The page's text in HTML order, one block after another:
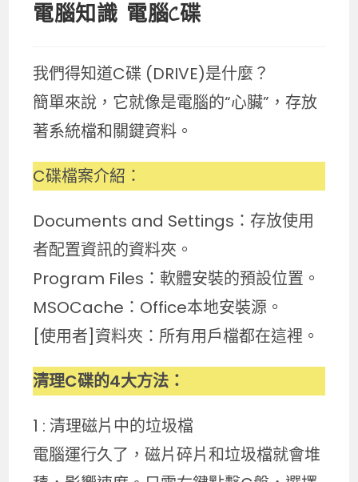
電腦知識 電腦C碟
我們得知道C碟 (DRIVE)是什麼？
簡單來說，它就像是電腦的“心臟”，存放
著系統檔和關鍵資料。
C碟檔案介紹：
Documents and Settings：存放使用
者配置資訊的資料夾。
Program Files：軟體安裝的預設位置。
MSOCache：Office本地安裝源。
[使用者]資料夾：所有用戶檔都在這裡。
清理C碟的4️大方法：
1 : 清理磁片中的垃圾檔
電腦運行久了，磁片碎片和垃圾檔就會堆